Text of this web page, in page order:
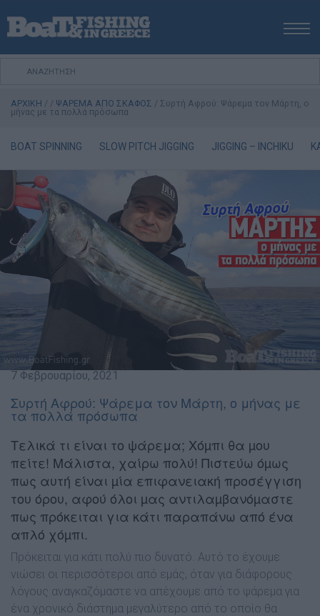
ΑΡΧΙΚΗ
ΕΚΔΟΣΕΙΣ
ΨΑΡΕΜΑ ΑΠΟ ΣΚΑΦΟΣ
ΨΑΡΟΤΟΥΦΕΚΟ
ΣΚΑΦΟΣ
VIDEO
ΕΞΟΠΛΙΣΜΟΣ
Πολιτική Αποστολών / Επιστροφών
Τρόποι Πληρωμής
Όροι Χρήσης
ΑΡΧΙΚΗ / / ΨΑΡΕΜΑ ΑΠΟ ΣΚΑΦΟΣ / Συρτή Αφρού: Ψάρεμα τον Mάρτη, ο
μήνας με τα πολλά πρόσωπα
BOAT SPINNING SLOW PITCH JIGGING JIGGING – INCHIKU
7 Φεβρουαρίου, 2021
Συρτή Αφρού: Ψάρεμα τον Mάρτη, ο μήνας με
τα πολλά πρόσωπα
Τελικά τι είναι το ψάρεμα; Χόµπι θα µου
πείτε! Μάλιστα, χαίρω πολύ! Πιστεύω όµως
πως αυτή είναι µία επιφανειακή προσέγγιση
του όρου, αφού όλοι µας αντιλαµβανόµαστε
πως πρόκειται για κάτι παραπάνω από ένα
απλό χόµπι.
Πρόκειται για κάτι πολύ πιο δυνατό. Αυτό το έχουµε
νιώσει οι περισσότεροι από εµάς, όταν για διάφορους
λόγους αναγκαζόµαστε να απέχουµε από το ψάρεμα για
ένα χρονικό διάστηµα µεγαλύτερο από το οποίο θα